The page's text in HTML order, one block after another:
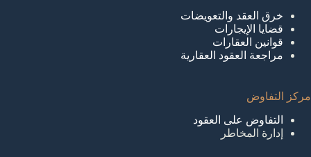
خرق العقد والتعويضات
قضايا الإيجارات
قوانين العقارات
مراجعة العقود العقارية
مركز التفاوض
التفاوض على العقود
إدارة المخاطر